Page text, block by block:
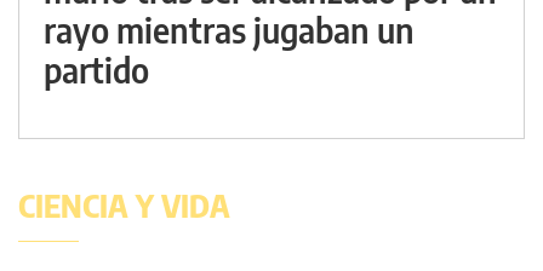
rayo mientras jugaban un
partido
CIENCIA Y VIDA